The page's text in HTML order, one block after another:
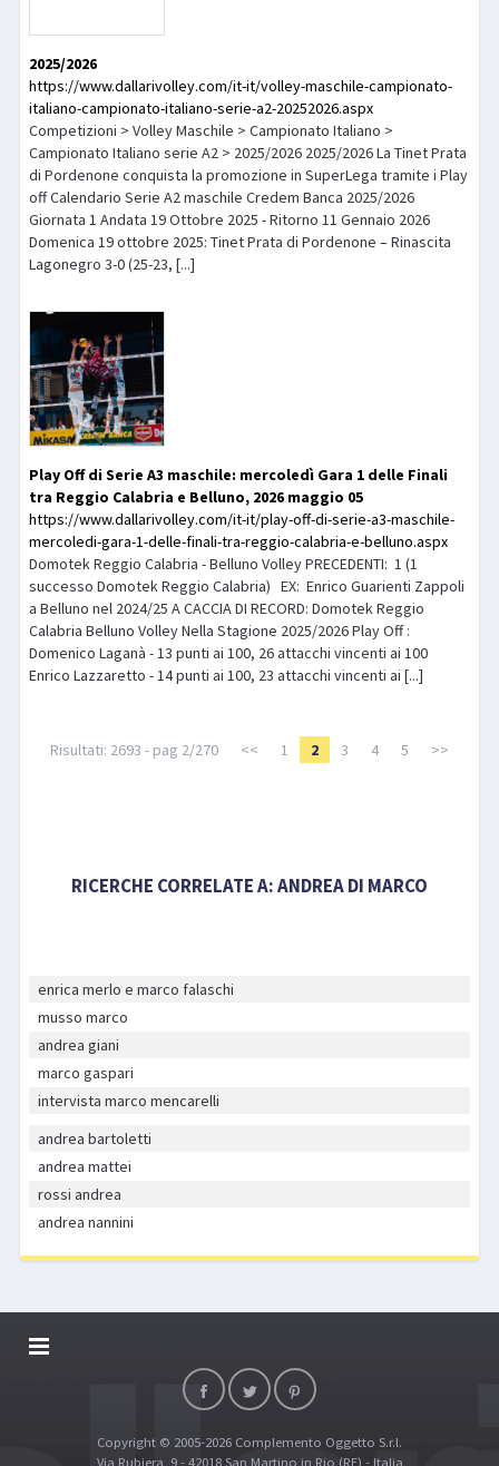
2025/2026
https://www.dallarivolley.com/it-it/volley-maschile-campionato-
italiano-campionato-italiano-serie-a2-20252026.aspx
Competizioni > Volley Maschile > Campionato Italiano >
Campionato Italiano serie A2 > 2025/2026 2025/2026 La Tinet Prata
di Pordenone conquista la promozione in SuperLega tramite i Play
off Calendario Serie A2 maschile Credem Banca 2025/2026
Giornata 1 Andata 19 Ottobre 2025 - Ritorno 11 Gennaio 2026
Domenica 19 ottobre 2025: Tinet Prata di Pordenone – Rinascita
Lagonegro 3-0 (25-23, [...]
Play Off di Serie A3 maschile: mercoledì Gara 1 delle Finali
tra Reggio Calabria e Belluno, 2026 maggio 05
https://www.dallarivolley.com/it-it/play-off-di-serie-a3-maschile-
mercoledi-gara-1-delle-finali-tra-reggio-calabria-e-belluno.aspx
Domotek Reggio Calabria - Belluno Volley PRECEDENTI: 1 (1
successo Domotek Reggio Calabria) EX: Enrico Guarienti Zappoli
a Belluno nel 2024/25 A CACCIA DI RECORD: Domotek Reggio
Calabria Belluno Volley Nella Stagione 2025/2026 Play Off :
Domenico Laganà - 13 punti ai 100, 26 attacchi vincenti ai 100
Enrico Lazzaretto - 14 punti ai 100, 23 attacchi vincenti ai [...]
Risultati: 2693 - pag 2/270 << 1 2 3 4 5 >>
RICERCHE CORRELATE A:ANDREA DI MARCO
enrica merlo e marco falaschi
musso marco
andrea giani
marco gaspari
intervista marco mencarelli
andrea bartoletti
andrea mattei
rossi andrea
andrea nannini
DALLARIVOLLEY SOSTIENE
TOP RICERCHECopyright © 2005-2026 Complemento Oggetto S.r.l.
Via Rubiera, 9 - 42018 San Martino in Rio (RE) - Italia